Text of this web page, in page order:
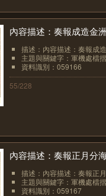
內容描述：奏報成造金
描述：內容描述：奏報成
主題與關鍵字：軍機處檔
資料識別：059166
55/228
內容描述：奏報正月分
描述：內容描述：奏報正
主題與關鍵字：軍機處檔
資料識別：059167